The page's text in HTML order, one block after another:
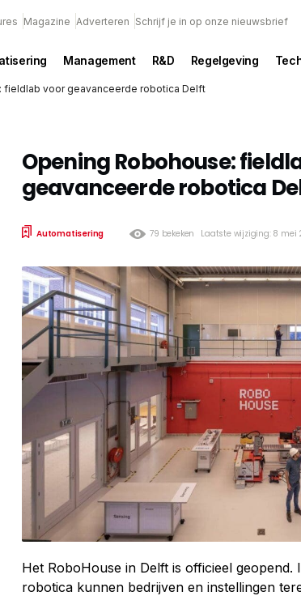
Magazine Adverteren Schrijf je in op onze nieuwsbrief
Management R&D Regelgeving
fieldlab voor geavanceerde robotica Delft
Opening Robohouse:
geavanceerde robotica
Automatisering 79 bekeken Laatste wijziging: 8 mei
Het RoboHouse in Delft is officieel
robotica kunnen bedrijven en instellingen